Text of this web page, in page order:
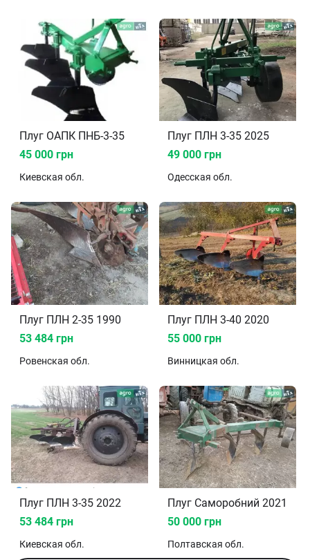
Плуг ОАПК ПНБ-3-35
45 000 грн
Киевская обл.
Плуг ПЛН 3-35 2025
49 000 грн
Одесская обл.
Плуг ПЛН 2-35 1990
53 484 грн
Ровенская обл.
Плуг ПЛН 3-40 2020
55 000 грн
Винницкая обл.
Плуг ПЛН 3-35 2022
53 484 грн
Киевская обл.
Плуг Саморобний 2021
50 000 грн
Полтавская обл.